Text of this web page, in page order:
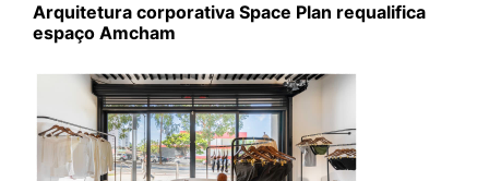
Arquitetura corporativa Space Plan requalifica
espaço Amcham